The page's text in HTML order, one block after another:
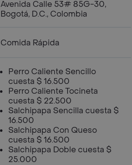
Avenida Calle 53# 85G-30,
Bogotá, D.C., Colombia
Comida Rápida
Perro Caliente Sencillo
cuesta $ 16.500
Perro Caliente Tocineta
cuesta $ 22.500
Salchipapa Sencilla cuesta $
16.500
Salchipapa Con Queso
cuesta $ 16.500
Salchipapa Doble cuesta $
25.000